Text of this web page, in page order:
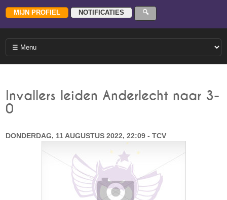
Invallers leiden Anderlecht naar 3-
0
DONDERDAG, 11 AUGUSTUS 2022, 22:09 - TCV